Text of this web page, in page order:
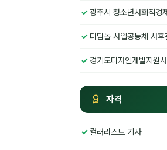
광주시 청소년사회적경
디딤돌 사업공동체 사
경기도디자인개발지원
자격
컬러리스트 기사